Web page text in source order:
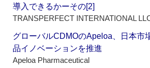
導入できるかーその[2]
TRANSPERFECT INTERNATIONAL
グローバルCDMOのApeloa、日本市
品イノベーションを推進
Apeloa Pharmaceutical